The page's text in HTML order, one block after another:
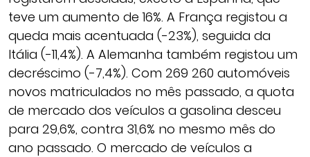
teve um aumento de 16%. A França registou a
queda mais acentuada (-23%), seguida da
Itália (-11,4%). A Alemanha também registou um
decréscimo (-7,4%). Com 269 260 automóveis
novos matriculados no mês passado, a quota
de mercado dos veículos a gasolina desceu
para 29,6%, contra 31,6% no mesmo mês do
ano passado. O mercado de veículos a